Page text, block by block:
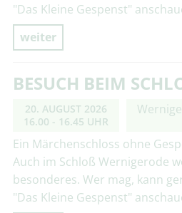
"Das Kleine Gespenst"
weiter
BESUCH BEIM
20. AUGUST 2026
16.00 - 16.45 UHR
Ein Märchenschloss ohne
Auch im Schloß Wernigerode
besonderes. Wer mag, kann
"Das Kleine Gespenst"